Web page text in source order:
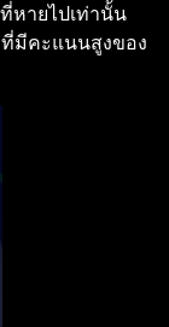
หายไปเท่านั้น
ที่มีคะแนนสูงของ